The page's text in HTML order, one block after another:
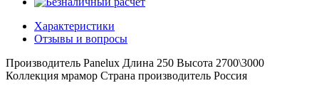
Характеристики
Отзывы и вопросы
Производитель Panelux Длина 250 Высота 2700\3000
Коллекция мрамор Страна производитель Россия